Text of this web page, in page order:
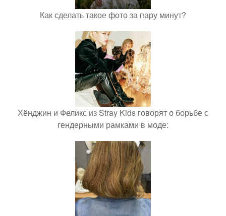
Как сделать такое фото за пару минут?
Хёнджин и Феликс из Stray Kids говорят о борьбе с
гендерными рамками в моде: